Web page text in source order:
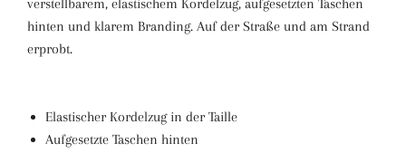
verstellbarem, elastischem Kordelzug, aufgesetzten Taschen
hinten und klarem Branding. Auf der Straße und am Strand
erprobt.
Elastischer Kordelzug in der Taille
Aufgesetzte Taschen hinten